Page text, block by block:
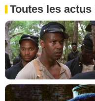
Toutes les